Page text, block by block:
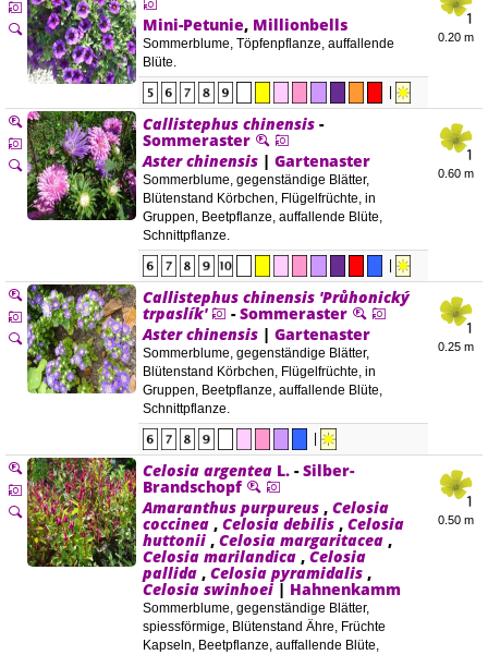
Mini-Petunie, Millionbells
Sommerblume, Töpfenpflanze, auffallende
Blüte.
0.20 m
Callistephus chinensis -
Sommeraster
Aster chinensis | Gartenaster
Sommerblume, gegenständige Blätter,
Blütenstand Körbchen, Flügelfrüchte, in
Gruppen, Beetpflanze, auffallende Blüte,
Schnittpflanze.
0.60 m
Callistephus chinensis 'Průhonický
trpaslík' -Sommeraster
Aster chinensis | Gartenaster
Sommerblume, gegenständige Blätter,
Blütenstand Körbchen, Flügelfrüchte, in
Gruppen, Beetpflanze, auffallende Blüte,
Schnittpflanze.
0.25 m
Celosia argentea L. -Silber-
Brandschopf
Amaranthus purpureus , Celosia
coccinea , Celosia debilis , Celosia
huttonii , Celosia margaritacea ,
Celosia marilandica , Celosia
pallida , Celosia pyramidalis ,
Celosia swinhoei | Hahnenkamm
Sommerblume, gegenständige Blätter,
spiessförmige, Blütenstand Ähre, Früchte
Kapseln, Beetpflanze, auffallende Blüte,
0.50 m